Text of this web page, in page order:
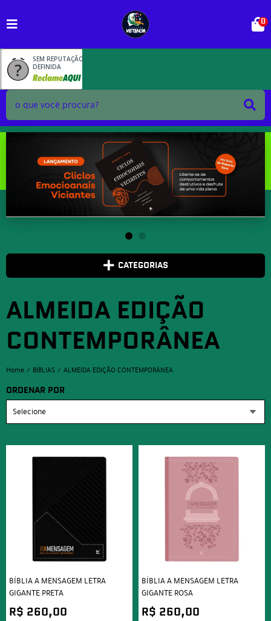
SEM REPUTAÇÃO
DEFINIDA
0
CATEGORIAS
ALMEIDA EDIÇÃO
CONTEMPORÂNEA
Home BÍBLIAS ALMEIDA EDIÇÃO CONTEMPORÂNEA
ORDENAR POR
Selecione
BÍBLIA A MENSAGEM LETRA
GIGANTE PRETA
R$ 260,00
BÍBLIA A MENSAGEM LETRA
GIGANTE ROSA
R$ 260,00